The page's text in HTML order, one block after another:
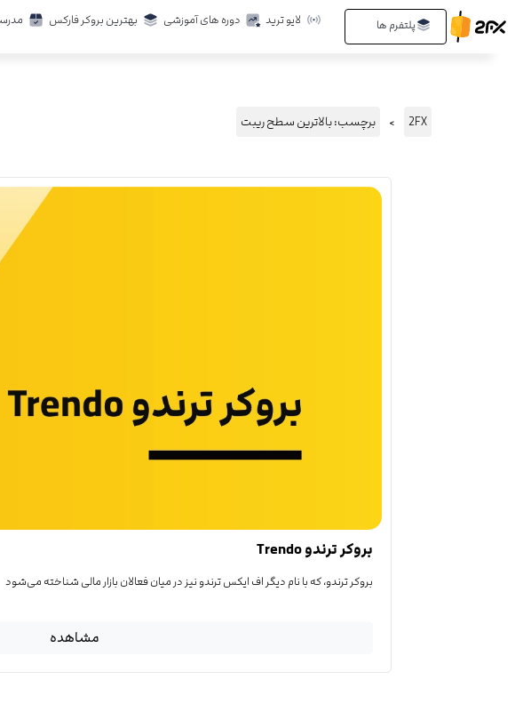
به
پلتفرم ها لایو ترید دوره های آموزشی بهترین بروکر فارکس
2FX برچسب: بالاترین سطح ریبت
بروکر ترندو Trendo
بروکر ترندو، که با نام دیگر اف ایکس ترندو نیز در میان فعالان بازار مالی شناخته می‌شود
مشاهده